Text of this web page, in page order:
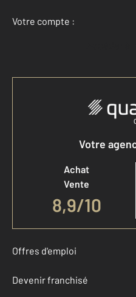
Votre compte :
Accéder
Votre
Achat
Vente
8,9/10
Offres d'emploi
Devenir franchisé